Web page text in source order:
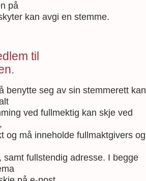
på
kan avgi en stemme.
til
benytte seg av sin stemmerett kan
ved fullmektig kan skje ved
og må inneholde fullmaktgivers og
samt fullstendig adresse. I begge